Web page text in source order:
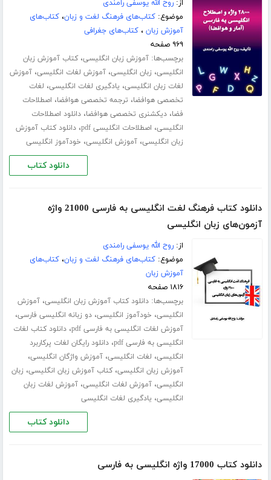
از:روح الله یوسفی رامندی
موضوع:کتاب‌های فرهنگ لغت و زبان،کتاب‌های
آموزش زبان ،کتاب‌های جغرافی
۹۶۹ صفحه
برچسب‌ها:آموزش زبان انگلیسی،کتاب آموزش زبان
انگلیسی، زبان انگلیسی،آموزش لغات انگلیسی،آموزش
لغات زبان انگلیسی، یادگیری لغات انگلیسی، لغات
تخصصی هوافضا، ترجمه تخصصی هوافضا، اصطلاحات
فضا،دیکشنری تخصصی هوافضا،دانلود اصطلاحات
انگلیسی، اصطلاحات انگلیسی pdf ،دانلود کتاب آموزش
زبان انگلیسی،آموزش انگلیسی، خودآموز انگلیسی
دانلود کتاب
دانلود کتاب فرهنگ لغت انگلیسی به فارسی 21000 واژه
آزمون‌های زبان انگلیسی
از:روح الله یوسفی رامندی
موضوع:کتاب‌های فرهنگ لغت و زبان،کتاب‌های
آموزش زبان
۱۸۱۶ صفحه
برچسب‌ها:دانلود کتاب آموزش زبان انگلیسی،آموزش
انگلیسی، خودآموز انگلیسی،دو زبانه انگلیسی فارسی،
آموزش لغات انگلیسی به فارسی pdf ،دانلود کتاب لغات
انگلیسی به فارسی pdf
،دانلود رایگان لغات پرکاربرد
انگلیسی، لغات انگلیسی،آموزش واژگان انگلیسی،
آموزش زبان انگلیسی،کتاب آموزش زبان انگلیسی، زبان
انگلیسی،آموزش لغات انگلیسی،آموزش لغات زبان
انگلیسی، یادگیری لغات انگلیسی
دانلود کتاب
دانلود کتاب 17000 واژه انگلیسی به فارسی